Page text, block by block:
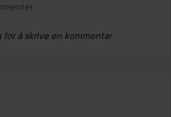
for å skrive en kommentar
opprettet 3 år